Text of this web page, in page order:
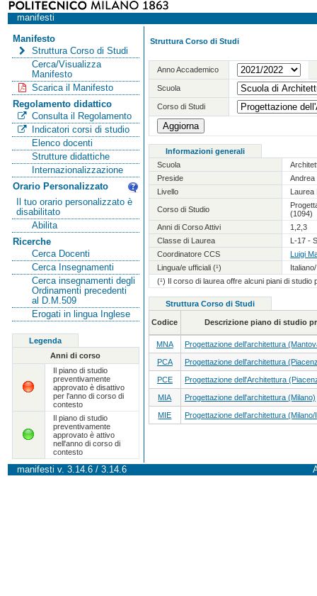
manifesti
Manifesto
Struttura Corso di Studi
Cerca/Visualizza
Manifesto
Scarica il Manifesto
Regolamento didattico
Consulta il Regolamento
Indicatori corsi di studio
Elenco docenti
Strutture didattiche
Internazionalizzazione
Orario Personalizzato
Il tuo orario personalizzato è
disabilitato
Abilita
Ricerche
Cerca Docenti
Cerca Insegnamenti
Cerca insegnamenti degli
Ordinamenti precedenti
al D.M.509
Erogati in lingua Inglese
Legenda
Anni di corso
Il piano di studio
preventivamente
approvato è disattivo
per l'anno di corso di
contesto
Il piano di studio
preventivamente
approvato è attivo
nell'anno di corso di
contesto
Struttura Corso di Studi
Anno Accademico
Scuola
Corso di Studi
Informazioni generali
Scuola
Preside
Andrea
Livello
Laurea
Corso di Studio
(1094)
Anni di Corso Attivi
1,2,3
Classe di Laurea
L-17 -
Coordinatore CCS
Luigi
Lingua/e ufficiali (¹)
(¹) Il corso di laurea offre alcuni piani di studio
Struttura Corso di Studi
Codice Descrizione piano di studio
MNA Progettazione dell'architettura
PCA Progettazione dell'architettura
PCE Progettazione dell'Architettura
MIA Progettazione dell'architettura (Milano)
MIE Progettazione dell'architettura (Milano/
manifesti v. 3.14.6 / 3.14.6